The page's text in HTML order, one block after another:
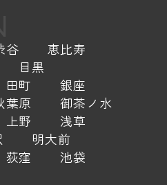
谷
恵比寿
目黒
田町
銀座
葉原
御茶ノ水
上野
浅草
明大前
荻窪
池袋